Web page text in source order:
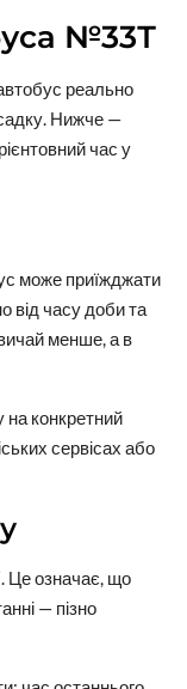
№33Т
реально
Нижче —
час у
може приїжджати
від часу доби та
менше, а в
на конкретний
сервісах або
Це означає, що
— пізно